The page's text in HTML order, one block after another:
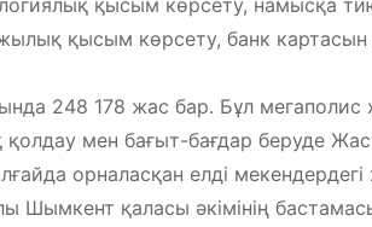
қысым көрсету, банк картасын
248 178 жас бар. Бұл
қолдау мен бағыт-бағдар беруде
орналасқан елді
Шымкент қаласы әкімінің